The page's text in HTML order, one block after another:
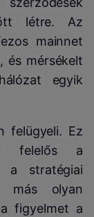
létre. Az
mainnet
és mérsékelt
egyik
felügyeli. Ez
felelős a
a stratégiai
más olyan
figyelmet a